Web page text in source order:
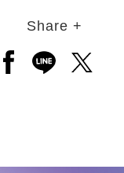
Share +
另開新視窗分享
另開新視窗
另開